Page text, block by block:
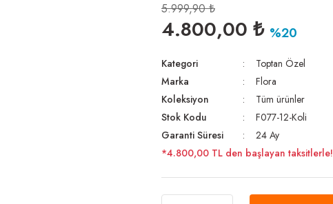
5.999,90 ₺
4.800,00 ₺ %20
Kategori
Toptan Özel
Marka
Flora
Koleksiyon
Tüm ürünler
Stok Kodu
F077-12-Koli
Garanti Süresi
24 Ay
*4.800,00 TL den başlayan taksitlerle!